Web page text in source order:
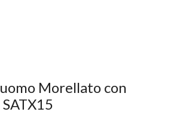
Morellato con